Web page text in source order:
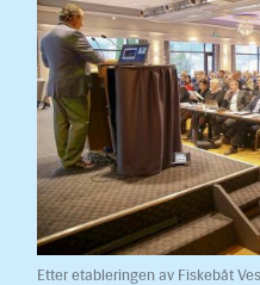
Etter etableringen av Fiskebåt